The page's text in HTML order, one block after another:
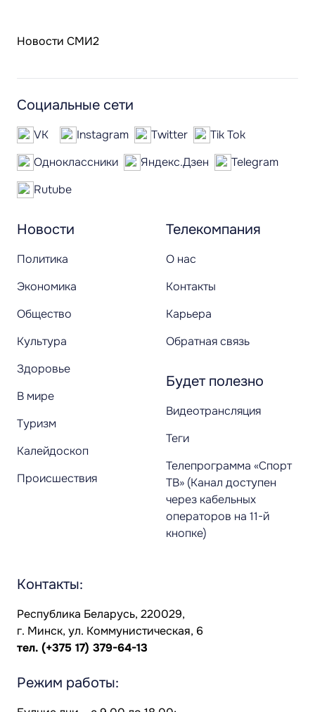
Новости СМИ2
Новости
Политика
Экономика
Общество
Культура
Здоровье
В мире
Туризм
Калейдоскоп
Происшествия
Телекомпания
О нас
Контакты
Карьера
Обратная связь
Будет полезно
Видеотрансляция
Теги
Телепрограмма «Спорт
ТВ» (Канал доступен
через кабельных
операторов на 11-й
кнопке)
Социальные сети
VK Instagram Twitter
Tik Tok
Одноклассники
Яндекс.Дзен
Telegram
Rutube
Контакты:
Республика Беларусь, 220029,
г. Минск, ул. Коммунистическая, 6
тел. (+375 17) 379-64-13
Режим работы: